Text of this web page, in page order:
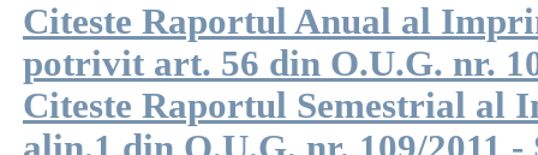
Citeste Raportul Anual al
potrivit art. 56 din O.U.G. nr.
Citeste Raportul Semestrial